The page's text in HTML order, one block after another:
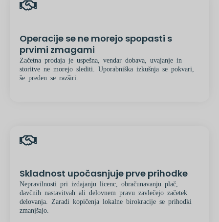
Operacije se ne morejo spopasti s
prvimi zmagami
Začetna prodaja je uspešna, vendar dobava, uvajanje in
storitve ne morejo slediti. Uporabniška izkušnja se pokvari,
še preden se razširi.
Skladnost upočasnjuje prve prihodke
Nepravilnosti pri izdajanju licenc, obračunavanju plač,
davčnih nastavitvah ali delovnem pravu zavlečejo začetek
delovanja. Zaradi kopičenja lokalne birokracije se prihodki
zmanjšajo.